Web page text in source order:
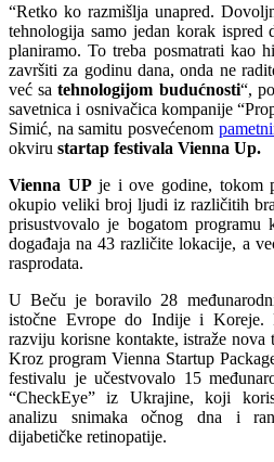
“Retko ko razmišlja unapred.
tehnologija samo jedan korak ispred
planiramo. To treba posmatrati kao
završiti za godinu dana, onda ne
već satehnologijom budućnosti“,
savetnica i osnivačica kompanije
Simić, na samitu posvećenom
okviru startap festivala Vienna Up.
Vienna UPje i ove godine, tokom
okupio veliki broj ljudi iz različitih
prisustvovalo je bogatom
događaja na 43 različite lokacije, a
rasprodata.
U Beču je boravilo 28
istočne Evrope do Indije i Koreje.
razviju korisne kontakte, istraže nova
Kroz program Vienna Startup
festivalu je učestvovalo 15
“CheckEye” iz Ukrajine, koji
analizu snimaka očnog dna i
dijabetičke retinopatije.